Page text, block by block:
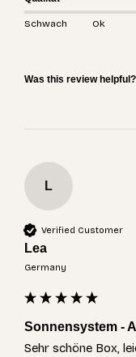
Schwach Ok
Was this review helpful?
L
Verified Customer
Lea
Germany
Sonnensystem -
Sehr schöne Box,